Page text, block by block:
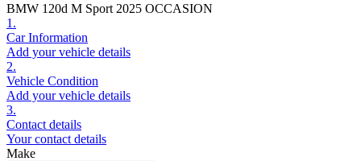
BMW 120d M Sport 2025 OCCASION
1.
Car Information
Add your vehicle details
2.
Vehicle Condition
Add your vehicle details
3.
Contact details
Your contact details
Make